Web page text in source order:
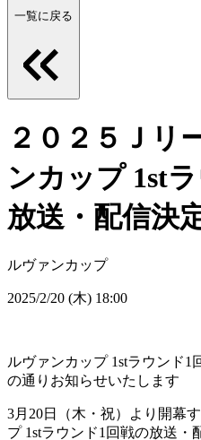
一覧に戻る
２０２５Ｊリ
ンカップ 1st
放送・配信決
ルヴァンカップ
2025/2/20 (木) 18:00
ルヴァンカップ 1stラウンド
の通りお知らせいたします
3月20日（木・祝）より開幕
プ 1stラウンド1回戦の放送・